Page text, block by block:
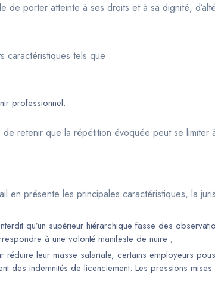
de porter atteinte à ses droits et à sa dignité,
caractéristiques tels que :
professionnel.
retenir que la répétition évoquée peut se limiter
en présente les principales caractéristiques, la
qu’un supérieur hiérarchique fasse des
à une volonté manifeste de nuire ;
leur masse salariale, certains employeurs
des indemnités de licenciement. Les pressions